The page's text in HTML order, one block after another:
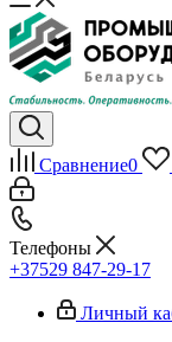
Сравнение0
Телефоны
+37529 847-29-17‬
Личный